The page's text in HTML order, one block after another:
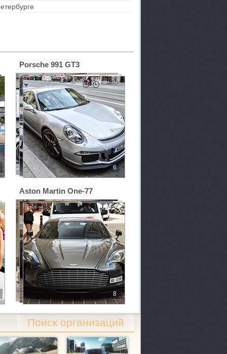
6
Porsche 991 GT3
8
Aston Martin One-77
Поиск организаций